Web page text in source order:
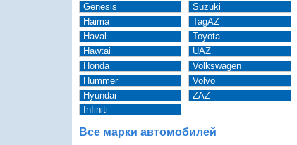
Genesis
Haima
Haval
Hawtai
Honda
Hummer
Hyundai
Infiniti
Suzuki
TagAZ
Toyota
UAZ
Volkswagen
Volvo
ZAZ
Все марки автомобилей